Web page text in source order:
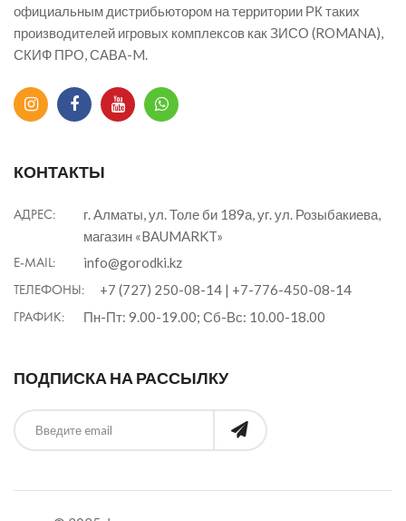
официальным дистрибьютором на территории РК таких
производителей игровых комплексов как ЗИСО (ROMANA),
СКИФ ПРО, САВА-M.
КОНТАКТЫ
АДРЕС:
г. Алматы, ул. Толе би 189а, уг. ул. Розыбакиева,
магазин «BAUMARKT»
E-MAIL: info@gorodki.kz
ТЕЛЕФОНЫ: +7 (727) 250-08-14 | +7-776-450-08-14
ГРАФИК: Пн-Пт: 9.00-19.00; Сб-Вс: 10.00-18.00
ПОДПИСКА НА РАССЫЛКУ